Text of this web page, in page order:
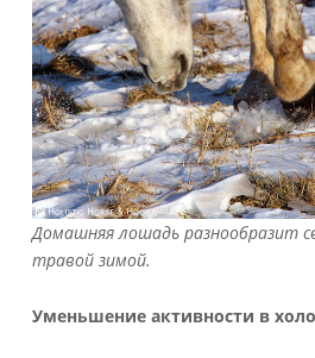
Домашняя лошадь разнообразит
травой зимой.
Уменьшение активности в